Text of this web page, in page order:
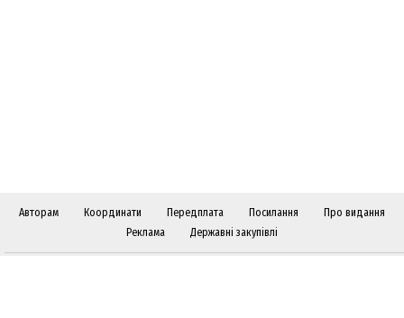
Авторам Координати Передплата Посилання
Про видання
Реклама
Державні закупівлі